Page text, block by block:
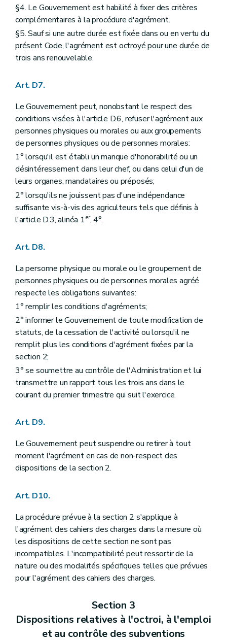
§4. Le Gouvernement est habilité à fixer des critères
complémentaires à la procédure d'agrément.
§5. Sauf si une autre durée est fixée dans ou en vertu du
présent Code, l'agrément est octroyé pour une durée de
trois ans renouvelable.
Art. D7.
Le Gouvernement peut, nonobstant le respect des
conditions visées à l'article D.6, refuser l'agrément aux
personnes physiques ou morales ou aux groupements
de personnes physiques ou de personnes morales:
1° lorsqu'il est établi un manque d'honorabilité ou un
désintéressement dans leur chef, ou dans celui d'un de
leurs organes, mandataires ou préposés;
2° lorsqu'ils ne jouissent pas d'une indépendance
suffisante vis-à-vis des agriculteurs tels que définis à
l'article D.3, alinéa 1er, 4°.
Art. D8.
La personne physique ou morale ou le groupement de
personnes physiques ou de personnes morales agréé
respecte les obligations suivantes:
1° remplir les conditions d'agréments;
2° informer le Gouvernement de toute modification de
statuts, de la cessation de l'activité ou lorsqu'il ne
remplit plus les conditions d'agrément fixées par la
section 2;
3° se soumettre au contrôle de l'Administration et lui
transmettre un rapport tous les trois ans dans le
courant du premier trimestre qui suit l'exercice.
Art. D9.
Le Gouvernement peut suspendre ou retirer à tout
moment l'agrément en cas de non-respect des
dispositions de la section 2.
Art. D10.
La procédure prévue à la section 2 s'applique à
l'agrément des cahiers des charges dans la mesure où
les dispositions de cette section ne sont pas
incompatibles. L'incompatibilité peut ressortir de la
nature ou des modalités spécifiques telles que prévues
pour l'agrément des cahiers des charges.
Section 3
Dispositions relatives à l'octroi, à l'emploi
et au contrôle des subventions